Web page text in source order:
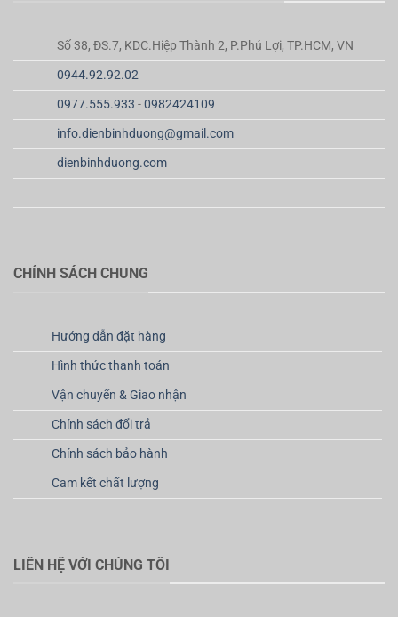
Số 38, ĐS.7, KDC.Hiệp Thành 2, P.Phú Lợi, TP.HCM, VN
0944.92.92.02
0977.555.933 -0982424109
info.dienbinhduong@gmail.com
dienbinhduong.com
CHÍNH SÁCH CHUNG
Hướng dẫn đặt hàng
Hình thức thanh toán
Vận chuyển & Giao nhận
Chính sách đổi trả
Chính sách bảo hành
Cam kết chất lượng
LIÊN HỆ VỚI CHÚNG TÔI